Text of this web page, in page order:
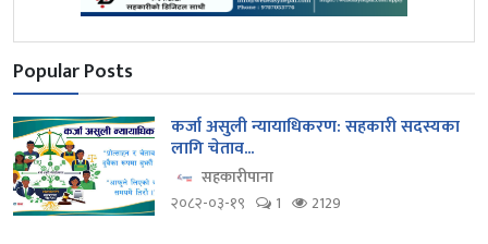
Popular Posts
कर्जा असुली न्यायाधिकरण: सहकारी सदस्यका
लागि चेताव...
सहकारीपाना
२०८२-०३-१९
1 2129